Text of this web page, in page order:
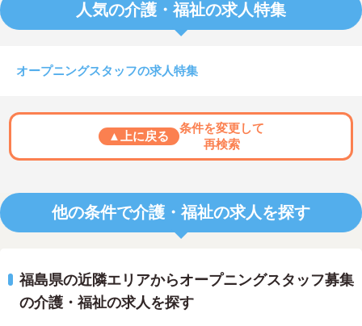
人気の介護・福祉の求人特集
オープニングスタッフの求人特集
▲上に戻る
条件を変更して
再検索
他の条件で介護・福祉の求人を探す
福島県の近隣エリアからオープニングスタッフ募集
の介護・福祉の求人を探す